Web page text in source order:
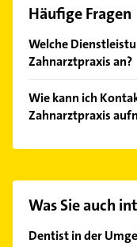
Häufige Fragen
Welche
Zahnarztpraxis an?
Wie kann ich
Zahnarztpraxis
Hier finden Sie alle
Was Sie auch
Dentist in der